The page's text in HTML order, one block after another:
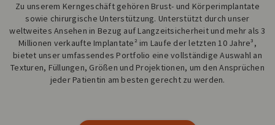
Zu unserem Kerngeschäft gehören Brust- und Körperimplantate
sowie chirurgische Unterstützung. Unterstützt durch unser
weltweites Ansehen in Bezug auf Langzeitsicherheit und mehr als 3
Millionen verkaufte Implantate² im Laufe der letzten 10 Jahre³,
bietet unser umfassendes Portfolio eine vollständige Auswahl an
Texturen, Füllungen, Größen und Projektionen, um den Ansprüchen
jeder Patientin am besten gerecht zu werden.